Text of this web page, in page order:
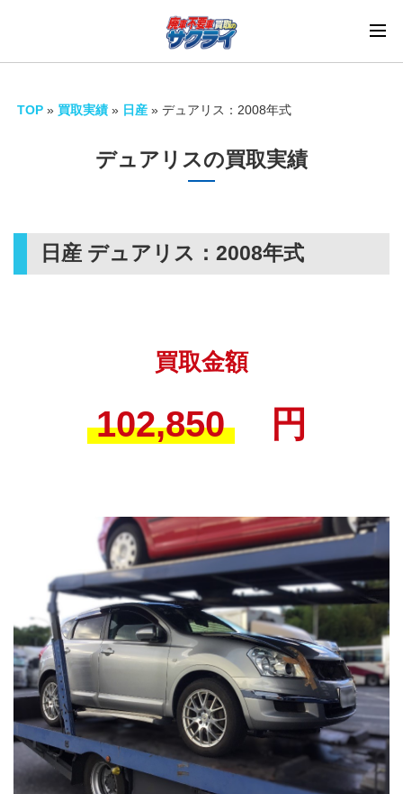
TOP » 買取実績 » 日産 » デュアリス：2008年式
デュアリスの買取実績
日産 デュアリス： 2008年式
買取金額
102,850 円